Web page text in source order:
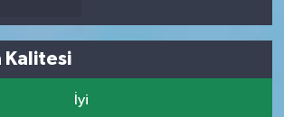
Kalitesi
İyi